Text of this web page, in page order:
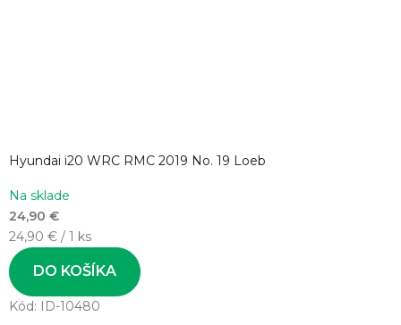
Hyundai i20 WRC RMC 2019 No. 19 Loeb
Na sklade
24,90 €
Jednotková
cena:
24,90 € / 1 ks
DO KOŠÍKA
Kód: ID-10480